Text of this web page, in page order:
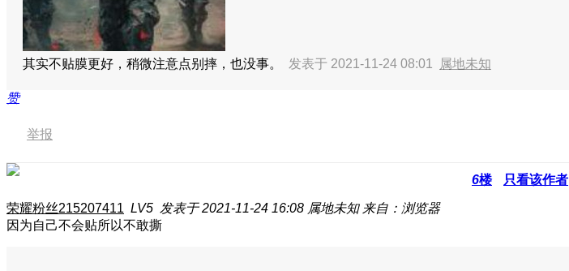
其实不贴膜更好，稍微注意点别摔，也没事。 发表于 2021-11-24 08:01 属地未知
赞
举报
6楼 只看该作者
荣耀粉丝215207411 LV5 发表于 2021-11-24 16:08 属地未知 来自：浏览器
因为自己不会贴所以不敢撕